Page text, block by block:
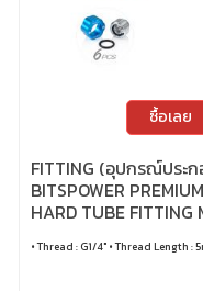
ซื้อเลย
FITTING (อุปกรณ์ประ
BITSPOWER
HARD TUBE FITTING
• Thread : G1/4" • Thread Length :